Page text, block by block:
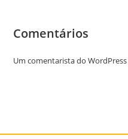
Comentários
Um comentarista do WordPress